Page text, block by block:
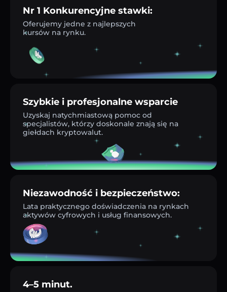
Nr 1 Konkurencyjne stawki:
Oferujemy jedne z najlepszych
kursów na rynku.
Szybkie i profesjonalne wsparcie
Uzyskaj natychmiastową pomoc od
specjalistów, którzy doskonale znają się na
giełdach kryptowalut.
Niezawodność i bezpieczeństwo:
Lata praktycznego doświadczenia na rynkach
aktywów cyfrowych i usług finansowych.
4–5 minut.